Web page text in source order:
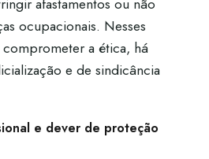
afastamentos ou não
ocupacionais. Nesses
a ética, há
e de sindicância
e dever de proteção